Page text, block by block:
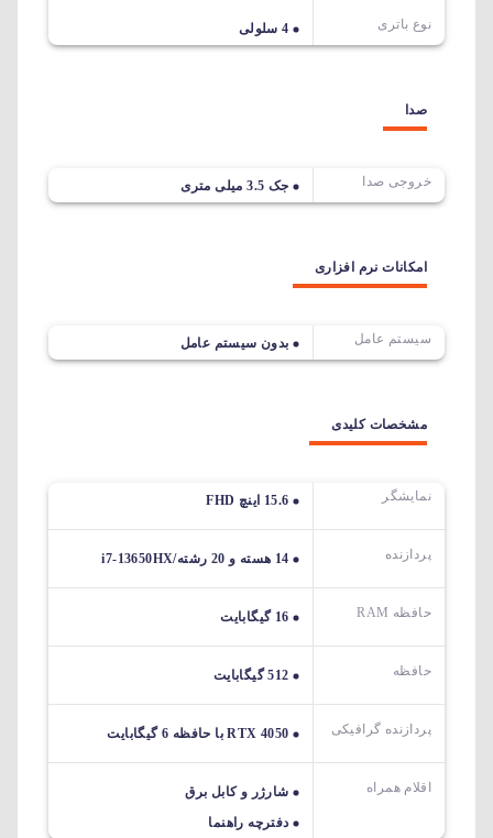
نوع باتری 4 سلولی
صدا
خروجی صدا جک 3.5 میلی متری
امکانات نرم افزاری
سیستم عامل بدون سیستم عامل
مشخصات کلیدی
نمایشگر 15.6 اینچ FHD
پردازنده 14 هسته و 20 رشته/i7-13650HX
حافظه RAM 16 گیگابایت
حافظه 512 گیگابایت
پردازنده گرافیکی RTX 4050 با حافظه 6 گیگابایت
اقلام همراه
شارژر و کابل برق
دفترچه راهنما